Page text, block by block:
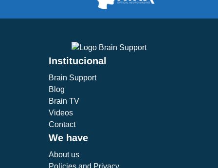
Institucional
Brain Support
Blog
Brain TV
Videos
Contact
We have
About us
Policies and Privacy